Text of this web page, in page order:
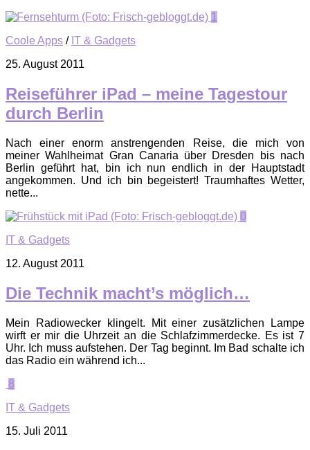
1
Coole Apps / IT & Gadgets
25. August 2011
Reiseführer iPad – meine Tagestour
durch Berlin
Nach einer enorm anstrengenden Reise, die mich von
meiner Wahlheimat Gran Canaria über Dresden bis nach
Berlin geführt hat, bin ich nun endlich in der Hauptstadt
angekommen. Und ich bin begeistert! Traumhaftes Wetter,
nette...
0
IT & Gadgets
12. August 2011
Die Technik macht’s möglich…
Mein Radiowecker klingelt. Mit einer zusätzlichen Lampe
wirft er mir die Uhrzeit an die Schlafzimmerdecke. Es ist 7
Uhr. Ich muss aufstehen. Der Tag beginnt. Im Bad schalte ich
das Radio ein während ich...
8
IT & Gadgets
15. Juli 2011